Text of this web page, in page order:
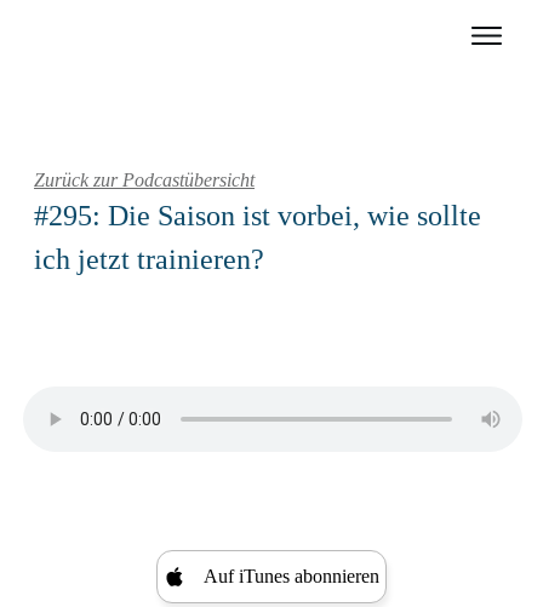
Zurück zur Podcastübersicht
#295: Die Saison ist vorbei, wie sollte
ich jetzt trainieren?
Auf iTunes abonnieren